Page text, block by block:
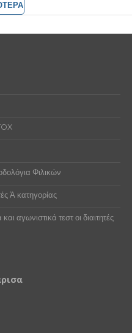
Φιλικών
Ά κατηγορίας
αγωνιστικά τεστ οι διαιτητές